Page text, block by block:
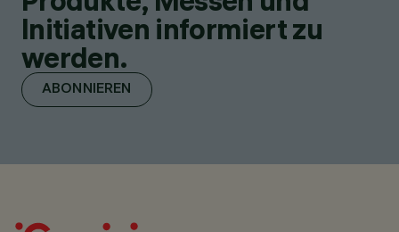
Initiativen informiert zu
werden.
ABONNIEREN